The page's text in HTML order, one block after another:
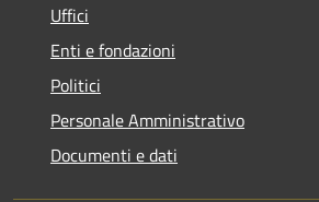
Uffici
Enti e fondazioni
Politici
Personale Amministrativo
Documenti e dati